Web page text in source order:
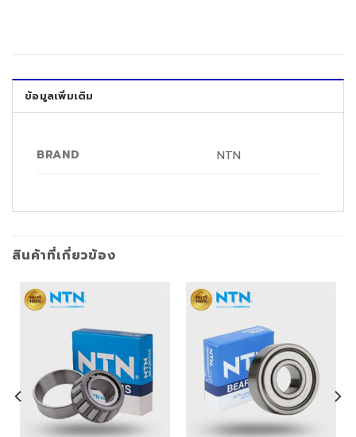
ข้อมูลเพิ่มเติม
BRAND NTN
สินค้าที่เกี่ยวข้อง